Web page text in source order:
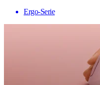
Ergo-Serie